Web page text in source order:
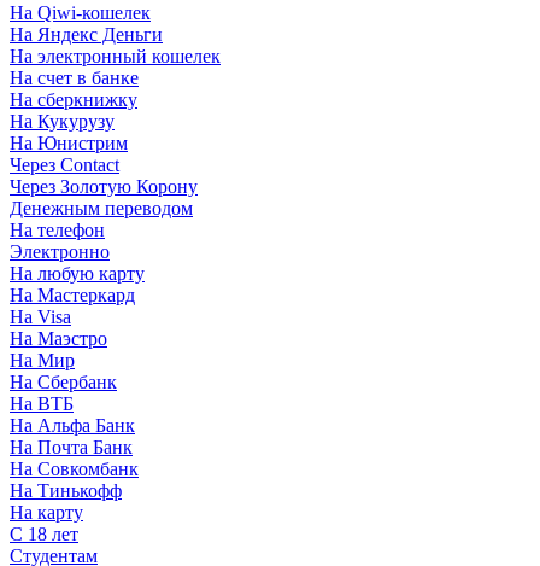
На Qiwi-кошелек
На Яндекс Деньги
На электронный кошелек
На счет в банке
На сберкнижку
На Кукурузу
На Юнистрим
Через Contact
Через Золотую Корону
Денежным переводом
На телефон
Электронно
На любую карту
На Мастеркард
На Visa
На Маэстро
На Мир
На Сбербанк
На ВТБ
На Альфа Банк
На Почта Банк
На Совкомбанк
На Тинькофф
На карту
С 18 лет
Студентам